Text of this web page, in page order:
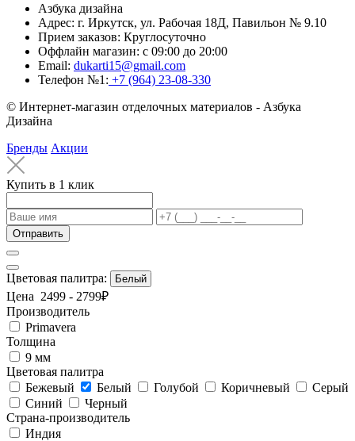
Азбука дизайна
Адрес: г. Иркутск, ул. Рабочая 18Д, Павильон № 9.10
Прием заказов: Круглосуточно
Оффлайн магазин: с 09:00 до 20:00
Email: dukarti15@gmail.com
Телефон №1: +7 (964) 23-08-330
© Интернет-магазин отделочных материалов - Азбука
Дизайна
Бренды Акции
Купить в 1 клик
Отправить
Цветовая палитра: Белый
Цена 2499 - 2799₽
Производитель
Primavera
Толщина
9 мм
Цветовая палитра
Бежевый
Белый Голубой Коричневый
Серый
Синий
Черный
Страна-производитель
Индия